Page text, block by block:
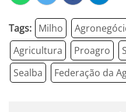
Tags: Milho
Agricultura
Proagro
Sealba
Federação da